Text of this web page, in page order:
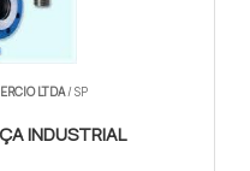
LTDA/ SP
INDUSTRIAL